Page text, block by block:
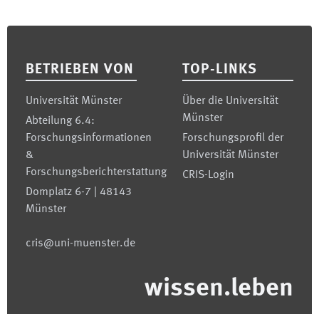
BETRIEBEN VON
Universität Münster
Abteilung 6.4:
Forschungsinformationen
&
Forschungsberichterstattung
Domplatz 6-7 | 48143
Münster
cris@uni-muenster.de
TOP-LINKS
Über die Universität
Münster
Forschungsprofil der
Universität Münster
CRIS-Login
wissen.leben